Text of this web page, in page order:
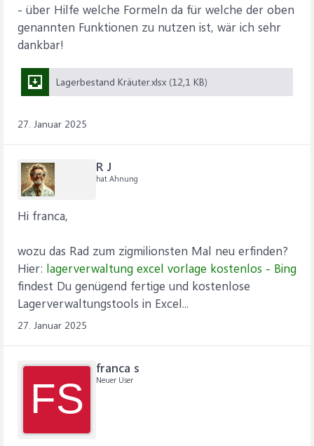
- über Hilfe welche Formeln da für welche der oben
genannten Funktionen zu nutzen ist, wär ich sehr
dankbar!
Lagerbestand Kräuter.xlsx (12,1 KB)
27. Januar 2025
R J
hat Ahnung
Hi franca,
wozu das Rad zum zigmilionsten Mal neu erfinden?
Hier: lagerverwaltung excel vorlage kostenlos - Bing
findest Du genügend fertige und kostenlose
Lagerverwaltungstools in Excel...
27. Januar 2025
FS
franca s
Neuer User